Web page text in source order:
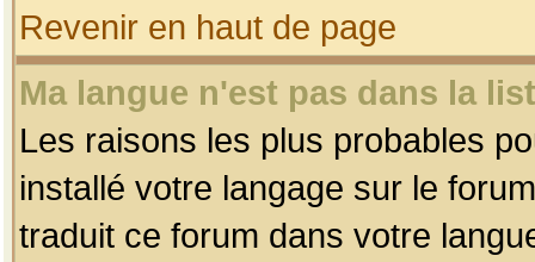
Revenir en haut de page
Ma langue n'est pas dans la
Les raisons les plus probables
installé votre langage sur le
traduit ce forum dans votre